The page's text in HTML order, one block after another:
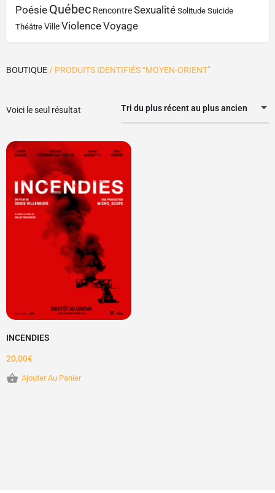
Poésie Québec RencontreSexualité Solitude Suicide
Théâtre VilleViolenceVoyage
BOUTIQUE / PRODUITS IDENTIFIÉS “MOYEN-ORIENT”
Voici le seul résultat Tri du plus récent au plus ancien
INCENDIES
20,00€
Ajouter Au Panier